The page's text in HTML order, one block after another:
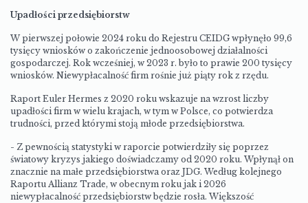
Upadłości przedsiębiorstw
W pierwszej połowie 2024 roku do Rejestru CEIDG wpłynęło 99,6
tysięcy wniosków o zakończenie jednoosobowej działalności
gospodarczej. Rok wcześniej, w 2023 r. było to prawie 200 tysięcy
wniosków. Niewypłacalność firm rośnie już piąty rok z rzędu.
Raport Euler Hermes z 2020 roku wskazuje na wzrost liczby
upadłości firm w wielu krajach, w tym w Polsce, co potwierdza
trudności, przed którymi stoją młode przedsiębiorstwa. ​
- Z pewnością statystyki w raporcie potwierdziły się poprzez
światowy kryzys jakiego doświadczamy od 2020 roku. Wpłynął on
znacznie na małe przedsiębiorstwa oraz JDG. Według kolejnego
Raportu Allianz Trade, w obecnym roku jak i 2026
niewypłacalność przedsiębiorstw będzie rosła. Większość